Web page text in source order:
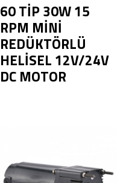
60 TİP 30W 15
RPM MİNİ
REDÜKTÖRLÜ
HELİSEL 12V/24V
DC MOTOR